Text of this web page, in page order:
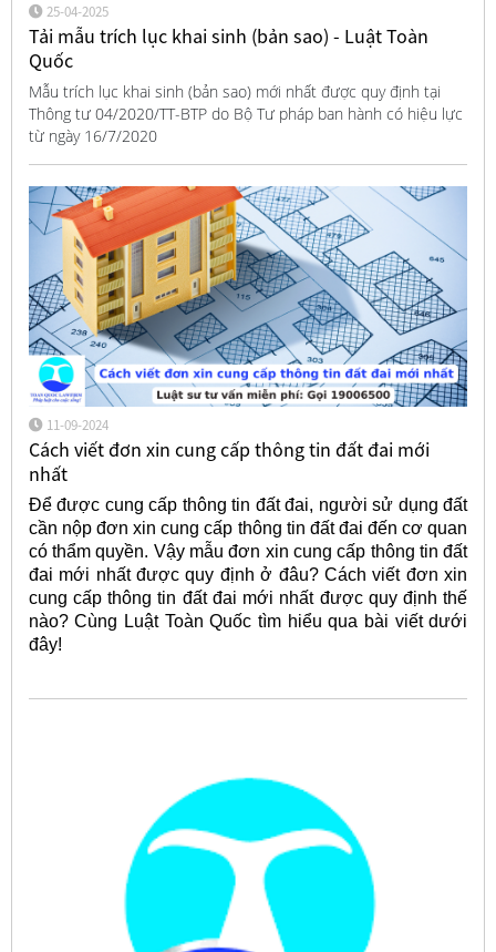
25-04-2025
Tải mẫu trích lục khai sinh (bản sao) - Luật Toàn
Quốc
Mẫu trích lục khai sinh (bản sao) mới nhất được quy định tại
Thông tư 04/2020/TT-BTP do Bộ Tư pháp ban hành có hiệu lực
từ ngày 16/7/2020
11-09-2024
Cách viết đơn xin cung cấp thông tin đất đai mới
nhất
Để được cung cấp thông tin đất đai, người sử dụng đất
cần nộp đơn xin cung cấp thông tin đất đai đến cơ quan
có thẩm quyền. Vậy mẫu đơn xin cung cấp thông tin đất
đai mới nhất được quy định ở đâu? Cách viết đơn xin
cung cấp thông tin đất đai mới nhất được quy định thế
nào? Cùng Luật Toàn Quốc tìm hiểu qua bài viết dưới
đây!